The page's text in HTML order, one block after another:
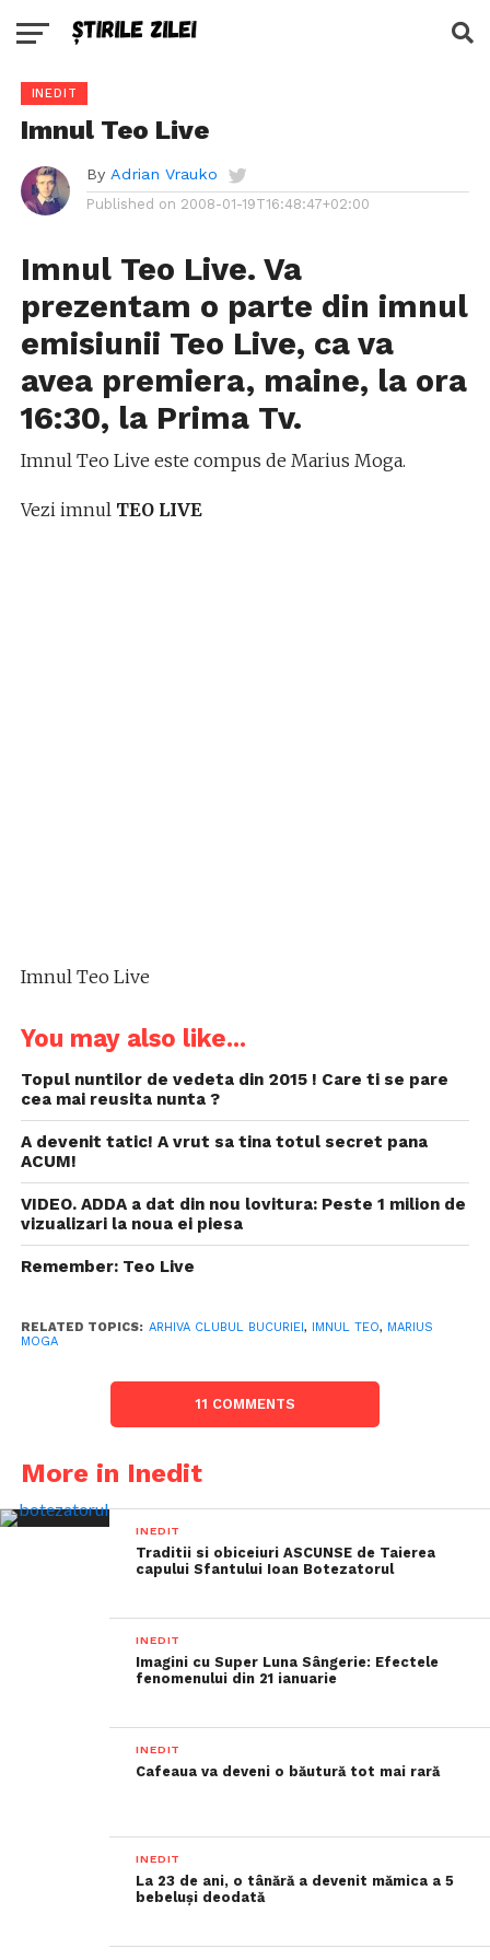
INEDIT
Imnul Teo Live
By Adrian Vrauko
Published on 2008-01-19T16:48:47+02:00
Imnul Teo Live. Va
prezentam o parte din imnul
emisiunii Teo Live, ca va
avea premiera, maine, la ora
16:30, la Prima Tv.
Imnul Teo Live este compus de Marius Moga.
Vezi imnul TEO LIVE
Imnul Teo Live
You may also like...
Topul nuntilor de vedeta din 2015 ! Care ti se pare
cea mai reusita nunta ?
A devenit tatic! A vrut sa tina totul secret pana
ACUM!
VIDEO. ADDA a dat din nou lovitura: Peste 1 milion de
vizualizari la noua ei piesa
Remember: Teo Live
RELATED TOPICS: ARHIVA CLUBUL BUCURIEI, IMNUL TEO, MARIUS
MOGA
11 COMMENTS
More in Inedit
INEDIT
Traditii si obiceiuri ASCUNSE de Taierea
capului Sfantului Ioan Botezatorul
INEDIT
Imagini cu Super Luna Sângerie: Efectele
fenomenului din 21 ianuarie
INEDIT
Cafeaua va deveni o băutură tot mai rară
INEDIT
La 23 de ani, o tânără a devenit mămica a 5
bebeluși deodată